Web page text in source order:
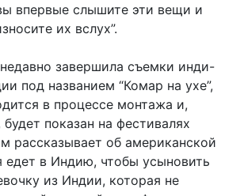
впервые слышите эти вещи и
их вслух”.
завершила съемки инди-
под названием “Комар на ухе”,
в процессе монтажа и,
будет показан на фестивалях
рассказывает об американской
едет в Индию, чтобы усыновить
из Индии, которая не